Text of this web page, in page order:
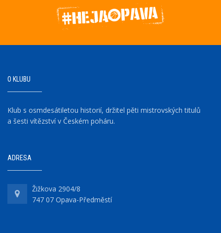
O KLUBU
Klub s osmdesátiletou historií, držitel pěti mistrovských titulů
a šesti vítězství v Českém poháru.
ADRESA
Žižkova 2904/8
747 07 Opava-Předměstí